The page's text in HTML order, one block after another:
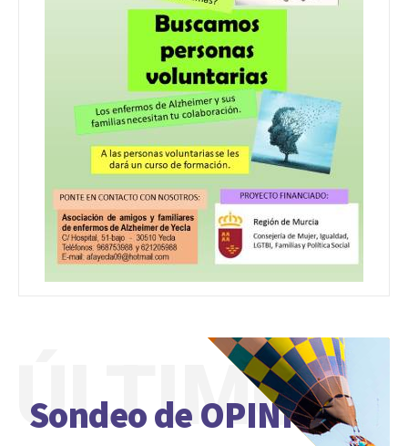
Sondeo de OPINIÓN
ÚLTIMO